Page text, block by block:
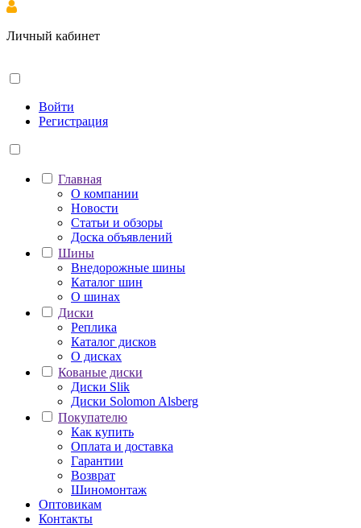
Личный кабинет
Войти
Регистрация
Главная
О компании
Новости
Статьи и обзоры
Доска объявлений
Шины
Внедорожные шины
Каталог шин
О шинах
Диски
Реплика
Каталог дисков
О дисках
Кованые диски
Диски Slik
Диски Solomon Alsberg
Покупателю
Как купить
Оплата и доставка
Гарантии
Возврат
Шиномонтаж
Оптовикам
Контакты